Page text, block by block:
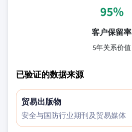
95%
客户保留率
5年关系价值
已验证的数据来源
贸易出版物
安全与国防行业期刊及贸易媒体